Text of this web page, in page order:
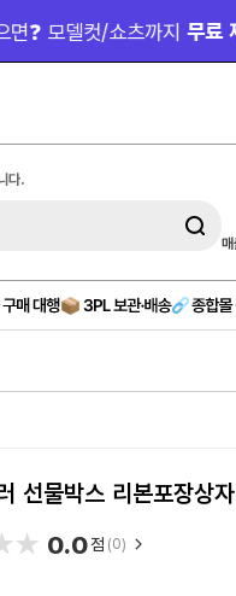
료 제작 (AD)
다.
선물박스 리본포장상자
0.0점 (0)